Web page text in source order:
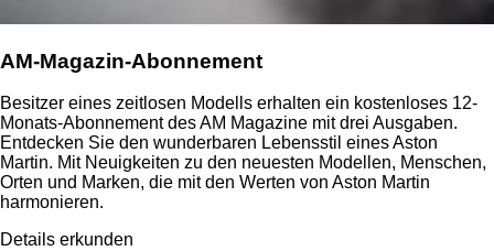
AM-Magazin-Abonnement
Besitzer eines zeitlosen Modells erhalten ein kostenloses 12-
Monats-Abonnement des AM Magazine mit drei Ausgaben.
Entdecken Sie den wunderbaren Lebensstil eines Aston
Martin. Mit Neuigkeiten zu den neuesten Modellen, Menschen,
Orten und Marken, die mit den Werten von Aston Martin
harmonieren.
Details erkunden